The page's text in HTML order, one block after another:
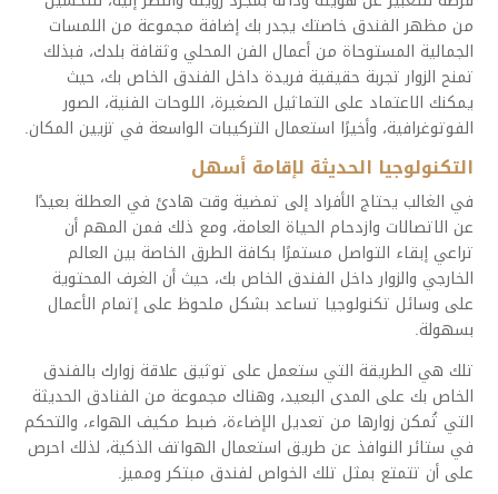
من مظهر الفندق خاصتك يجدر بك إضافة مجموعة من اللمسات
الجمالية المستوحاة من أعمال الفن المحلي وثقافة بلدك، فبذلك
تمنح الزوار تجربة حقيقية فريدة داخل الفندق الخاص بك، حيث
يمكنك الاعتماد على التماثيل الصغيرة، اللوحات الفنية، الصور
الفوتوغرافية، وأخيرًا استعمال التركيبات الواسعة في تزيين المكان.
التكنولوجيا الحديثة لإقامة أسهل
في الغالب يحتاج الأفراد إلى تمضية وقت هادئ في العطلة بعيدًا
عن الاتصالات وازدحام الحياة العامة، ومع ذلك فمن المهم أن
تراعي إبقاء التواصل مستمرًا بكافة الطرق الخاصة بين العالم
الخارجي والزوار داخل الفندق الخاص بك، حيث أن الغرف المحتوية
على وسائل تكنولوجيا تساعد بشكل ملحوظ على إتمام الأعمال
بسهولة.
تلك هي الطريقة التي ستعمل على توثيق علاقة زوارك بالفندق
الخاص بك على المدى البعيد، وهناك مجموعة من الفنادق الحديثة
التي تُمكن زوارها من تعديل الإضاءة، ضبط مكيف الهواء، والتحكم
في ستائر النوافذ عن طريق استعمال الهواتف الذكية، لذلك احرص
على أن تتمتع بمثل تلك الخواص لفندق مبتكر ومميز.